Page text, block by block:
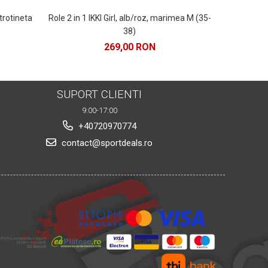
Role 2 in 1 IKKI Girl, alb/roz, marimea M (35-
38)
269,00 RON
SUPORT CLIENTI
9:00-17:00
+40720970774
contact@sportdeals.ro